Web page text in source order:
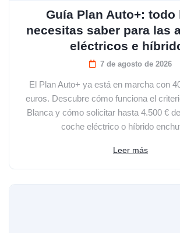
Guía Plan Auto+: todo
necesitas saber para las
eléctricos e
7 de agosto de 2026
El Plan Auto+ ya está en marcha con
euros. Descubre cómo funciona el
Blanca y cómo solicitar hasta 4.500 €
coche eléctrico o híbrido
Leer más